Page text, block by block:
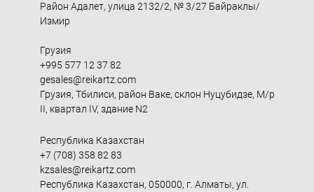
Район Адалет, улица 2132/2, № 3/27 Байраклы/
Измир
Грузия
+995 577 12 37 82
gesales@reikartz.com
Грузия, Тбилиси, район Ваке, склон Нуцубидзе, М/р
II, квартал IV, здание N2
Республика Казахстан
+7 (708) 358 82 83
kzsales@reikartz.com
Республика Казахстан, 050000, г. Алматы, ул.